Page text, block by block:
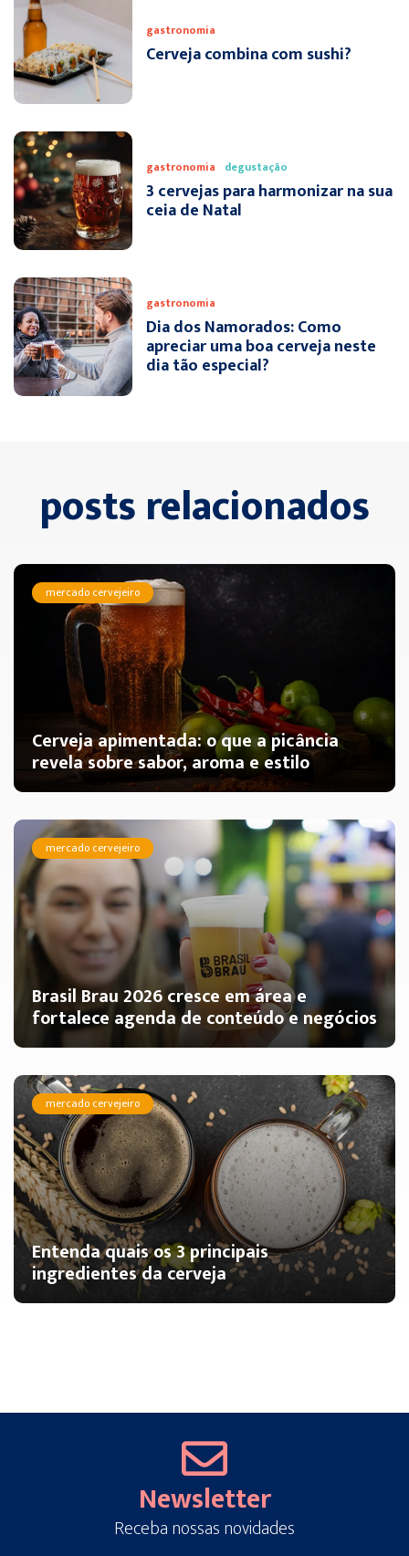
gastronomia
Cerveja combina com sushi?
gastronomia degustação
3 cervejas para harmonizar na sua
ceia de Natal
gastronomia
Dia dos Namorados: Como
apreciar uma boa cerveja neste
dia tão especial?
posts relacionados
mercado cervejeiro
Cerveja apimentada: o que a picância
revela sobre sabor, aroma e estilo
mercado cervejeiro
Brasil Brau 2026 cresce em área e
fortalece agenda de conteúdo e negócios
mercado cervejeiro
Entenda quais os 3 principais
ingredientes da cerveja
Newsletter
Receba nossas novidades